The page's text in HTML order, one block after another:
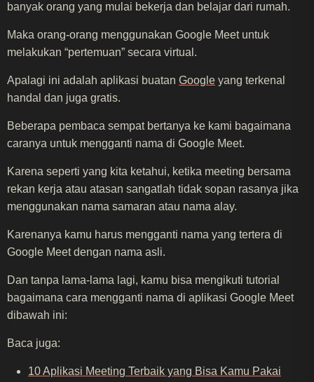
banyak orang yang mulai bekerja dan belajar dari rumah.
Maka orang-orang menggunakan Google Meet untuk
melakukan “pertemuan” secara virtual.
Apalagi ini adalah aplikasi buatan Google yang terkenal
handal dan juga gratis.
Beberapa pembaca sempat bertanya ke kami bagaimana
caranya untuk mengganti nama di Google Meet.
Karena seperti yang kita ketahui, ketika meeting bersama
rekan kerja atau atasan sangatlah tidak sopan rasanya jika
menggunakan nama samaran atau nama alay.
Karenanya kamu harus mengganti nama yang tertera di
Google Meet dengan nama asli.
Dan tanpa lama-lama lagi, kamu bisa mengikuti tutorial
bagaimana cara mengganti nama di aplikasi Google Meet
dibawah ini:
Baca juga:
10 Aplikasi Meeting Terbaik yang Bisa Kamu Pakai